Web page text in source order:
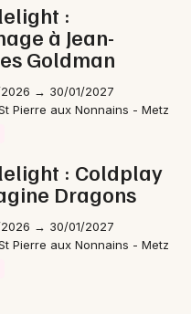
:
à Jean-
Goldman
→ 30/01/2027
Pierre aux Nonnains - Metz
: Coldplay
Dragons
→ 30/01/2027
Pierre aux Nonnains - Metz